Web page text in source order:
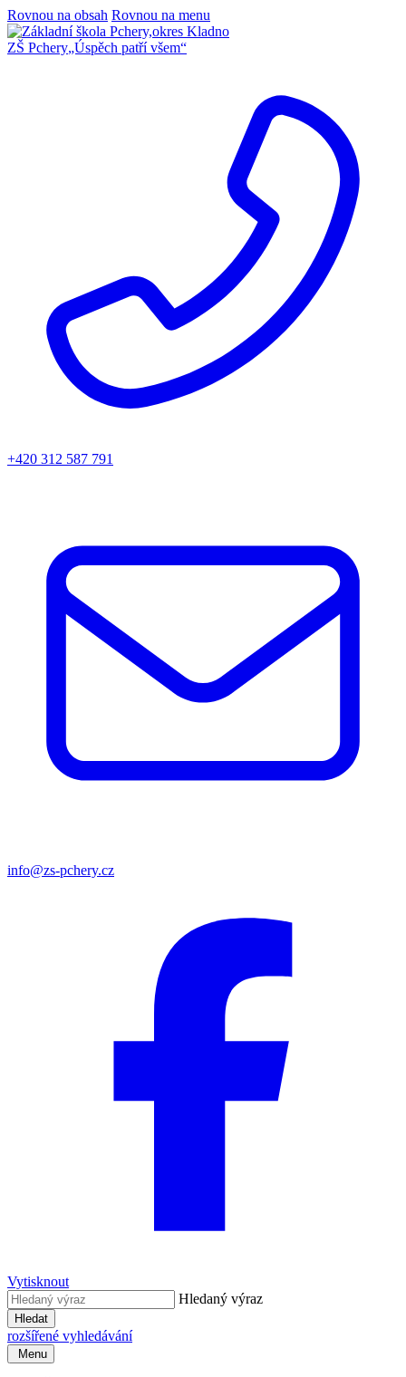
Rovnou na obsah Rovnou na menu
ZŠ Pchery„Úspěch patří všem“
+420 312 587 791
info@zs-pchery.cz
Vytisknout
Hledaný výraz
Hledat
rozšířené vyhledávání
Menu